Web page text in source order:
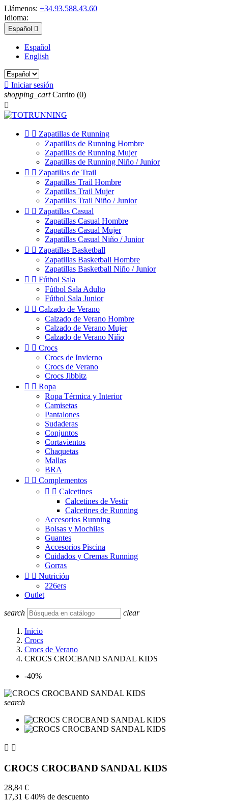
Llámenos: +34.93.588.43.60
Idioma:
Español 
Español
English
 Iniciar sesión
shopping_cart Carrito (0)

  Zapatillas de Running
Zapatillas de Running Hombre
Zapatillas de Running Mujer
Zapatillas de Running Niño / Junior
  Zapatillas de Trail
Zapatillas Trail Hombre
Zapatillas Trail Mujer
Zapatillas Trail Niño / Junior
  Zapatillas Casual
Zapatillas Casual Hombre
Zapatillas Casual Mujer
Zapatillas Casual Niño / Junior
  Zapatillas Basketball
Zapatillas Basketball Hombre
Zapatillas Basketball Niño / Junior
  Fútbol Sala
Fútbol Sala Adulto
Fútbol Sala Junior
  Calzado de Verano
Calzado de Verano Hombre
Calzado de Verano Mujer
Calzado de Verano Niño
  Crocs
Crocs de Invierno
Crocs de Verano
Crocs Jibbitz
  Ropa
Ropa Térmica y Interior
Camisetas
Pantalones
Sudaderas
Conjuntos
Cortavientos
Chaquetas
Mallas
BRA
  Complementos
  Calcetines
Calcetines de Vestir
Calcetines de Running
Accesorios Running
Bolsas y Mochilas
Guantes
Accesorios Piscina
Cuidados y Cremas Running
Gorras
  Nutrición
226ers
Outlet
search clear
Inicio
Crocs
Crocs de Verano
CROCS CROCBAND SANDAL KIDS
-40%
search
 
CROCS CROCBAND SANDAL KIDS
28,84 €
17,31 € 40% de descuento